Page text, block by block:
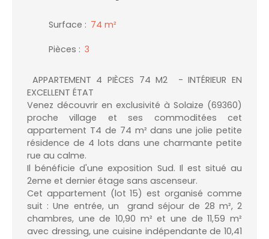
Surface : 74 m²
Pièces : 3
APPARTEMENT 4 PIÈCES 74 M2 - INTÉRIEUR EN
EXCELLENT ÉTAT
Venez découvrir en exclusivité à Solaize (69360)
proche village et ses commoditées cet
appartement T4 de 74 m² dans une jolie petite
résidence de 4 lots dans une charmante petite
rue au calme.
Il bénéficie d'une exposition Sud. Il est situé au
2eme et dernier étage sans ascenseur.
Cet appartement (lot 15) est organisé comme
suit : Une entrée, un grand séjour de 28 m², 2
chambres, une de 10,90 m² et une de 11,59 m²
avec dressing, une cuisine indépendante de 10,41